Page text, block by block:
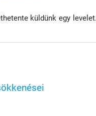
küldünk egy